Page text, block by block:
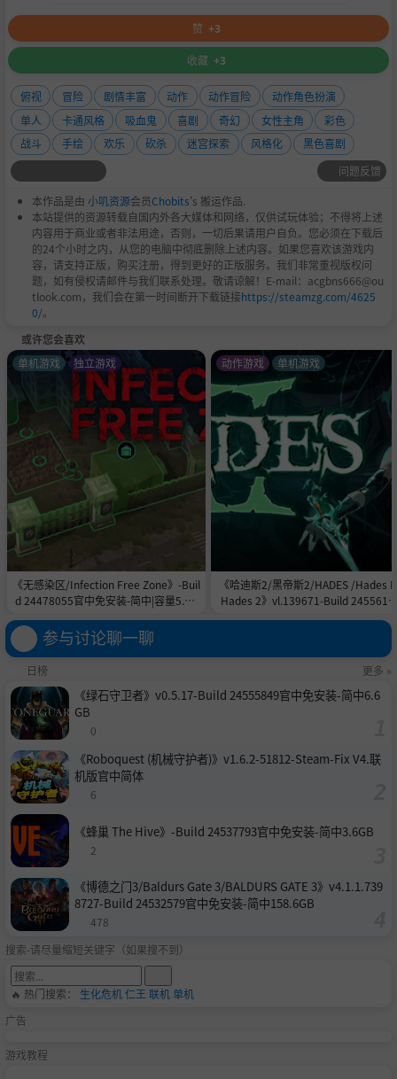
《#BLUD》由Exit 73 Studios创作，团队成员对传统手绘动
画、充满活力、色彩鲜艳的现代动画和游戏开发充满热爱。
赞 +3
收藏 +3
俯视 冒险 剧情丰富 动作 动作冒险
动作角色扮演
单人
卡通风格 吸血鬼 喜剧 奇幻 女性主角
彩色
战斗
手绘 欢乐 砍杀 迷宫探索 风格化
黑色喜剧
问题反馈
本作品是由 小叽资源会员Chobits's 搬运作品.
本站提供的资源转载自国内外各大媒体和网络，仅供试玩体验；不得将上述
内容用于商业或者非法用途，否则，一切后果请用户自负。您必须在下载后
的24个小时之内，从您的电脑中彻底删除上述内容。如果您喜欢该游戏内
容，请支持正版，购买注册，得到更好的正版服务。我们非常重视版权问
题，如有侵权请邮件与我们联系处理。敬请谅解！E-mail：acgbns666@ou
tlook.com，我们会在第一时间断开下载链接https://steamzg.com/4625
0/。
或许您会喜欢
《无感染区/Infection Free Zone》-Buil
d 24478055官中免安装-简中|容量5.8G
单机游戏 独立游戏
《哈迪斯2/黑帝斯2/HADES /Hades
Hades 2》vl.139671-Build
动作游戏 单机游戏
参与讨论聊一聊
日榜 更多 »
《绿石守卫者》v0.5.17-Build 24555849官中免安装-简中6.6
GB
0
《Roboquest (机械守护者)》v1.6.2-51812-Steam-Fix V4.联
机版官中简体
6
《蜂巢 The Hive》-Build 24537793官中免安装-简中3.6GB
2
《博德之门3/Baldurs Gate 3/BALDURS GATE 3》v4.1.1.739
8727-Build 24532579官中免安装-简中158.6GB
478
搜索-请尽量缩短关键字（如果搜不到）
🔥 热门搜索： 生化危机仁王 联机单机
广告
游戏教程